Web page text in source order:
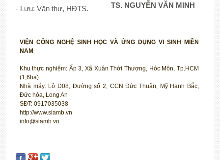
- Lưu: Văn thư, HĐTS.
TS. NGUYỄN VĂN MINH
VIỆN CÔNG NGHỆ SINH HỌC VÀ ỨNG DỤNG VI SINH MIỀN
NAM
Khu thực nghiệm: Ấp 3, Xã Xuân Thới Thượng, Hóc Môn, Tp.HCM
(1,6ha)
Nhà máy: Lô D08, Đường số 2, CCN Đức Thuận, Mỹ Hạnh Bắc,
Đức hòa, Long An
SĐT: 0917035038
http://www.siamb.vn
info@siamb.vn